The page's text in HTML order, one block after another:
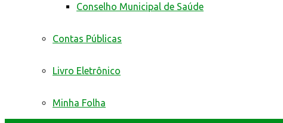
Conselho Municipal de Saúde
Contas Públicas
Livro Eletrônico
Minha Folha